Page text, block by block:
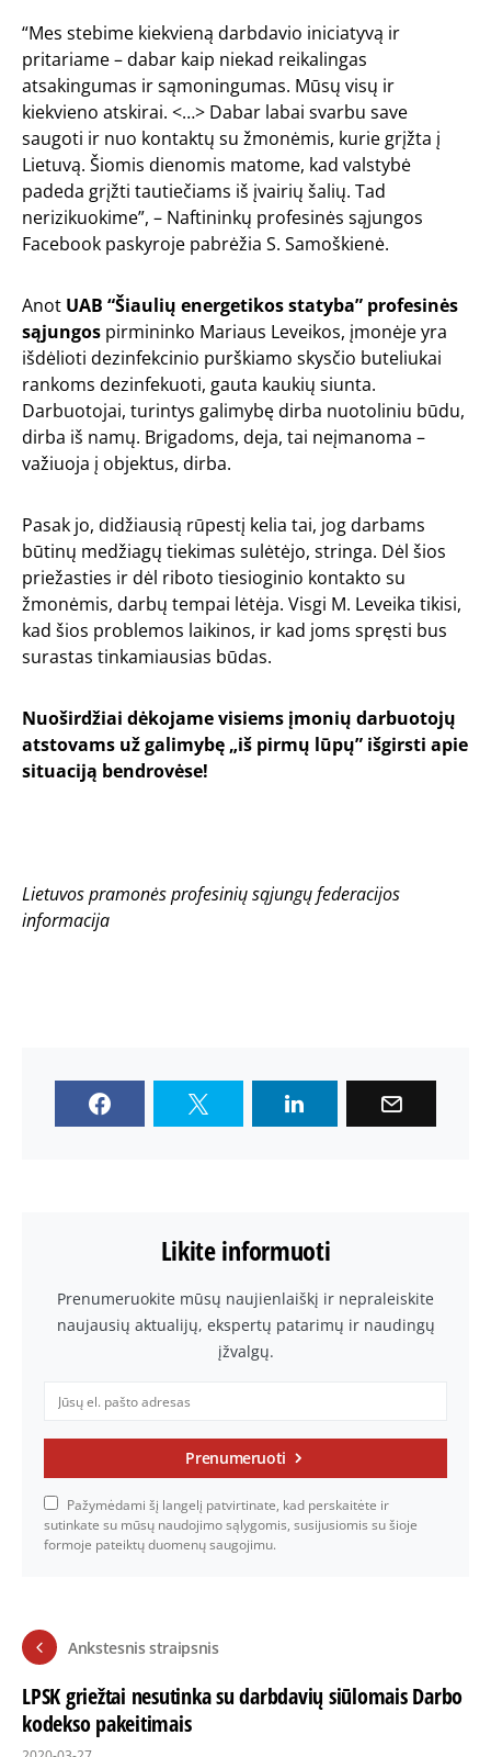
“Mes stebime kiekvieną darbdavio iniciatyvą ir
pritariame – dabar kaip niekad reikalingas
atsakingumas ir sąmoningumas. Mūsų visų ir
kiekvieno atskirai. <…> Dabar labai svarbu save
saugoti ir nuo kontaktų su žmonėmis, kurie grįžta į
Lietuvą. Šiomis dienomis matome, kad valstybė
padeda grįžti tautiečiams iš įvairių šalių. Tad
nerizikuokime”, – Naftininkų profesinės sąjungos
Facebook paskyroje pabrėžia S. Samoškienė.
Anot UAB “Šiaulių energetikos statyba” profesinės
sąjungos pirmininko Mariaus Leveikos, įmonėje yra
išdėlioti dezinfekcinio purškiamo skysčio buteliukai
rankoms dezinfekuoti, gauta kaukių siunta.
Darbuotojai, turintys galimybę dirba nuotoliniu būdu,
dirba iš namų. Brigadoms, deja, tai neįmanoma –
važiuoja į objektus, dirba.
Pasak jo, didžiausią rūpestį kelia tai, jog darbams
būtinų medžiagų tiekimas sulėtėjo, stringa. Dėl šios
priežasties ir dėl riboto tiesioginio kontakto su
žmonėmis, darbų tempai lėtėja. Visgi M. Leveika tikisi,
kad šios problemos laikinos, ir kad joms spręsti bus
surastas tinkamiausias būdas.
Nuoširdžiai dėkojame visiems įmonių darbuotojų
atstovams už galimybę „iš pirmų lūpų” išgirsti apie
situaciją bendrovėse!
Lietuvos pramonės profesinių sąjungų federacijos
informacija
Likite informuoti
Prenumeruokite mūsų naujienlaiškį ir nepraleiskite
naujausių aktualijų, ekspertų patarimų ir naudingų
įžvalgų.
Prenumeruoti
Pažymėdami šį langelį patvirtinate, kad perskaitėte ir
sutinkate su mūsų naudojimo sąlygomis, susijusiomis su šioje
formoje pateiktų duomenų saugojimu.
Ankstesnis straipsnis
LPSK griežtai nesutinka su darbdavių siūlomais Darbo
kodekso pakeitimais